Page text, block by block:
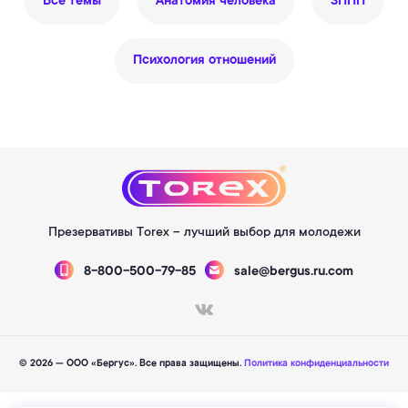
Психология отношений
Презервативы Torex – лучший выбор для молодежи
8-800-500-79-85 sale@bergus.ru.com
© 2026 — ООО «Бергус». Все права защищены. Политика конфиденциальности